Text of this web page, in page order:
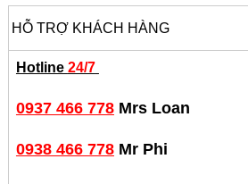
HỖ TRỢ KHÁCH HÀNG
Hotline 24/7
0937 466 778Mrs Loan
0938 466 778Mr Phi